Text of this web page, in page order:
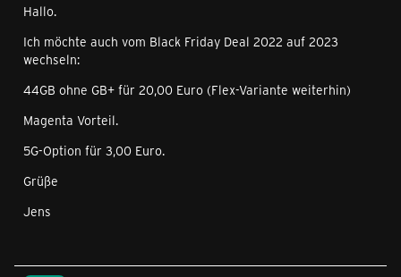
Hallo.
Ich möchte auch vom Black Friday Deal 2022 auf 2023
wechseln:
44GB ohne GB+ für 20,00 Euro (Flex-Variante weiterhin)
Magenta Vorteil.
5G-Option für 3,00 Euro.
Grüße
Jens